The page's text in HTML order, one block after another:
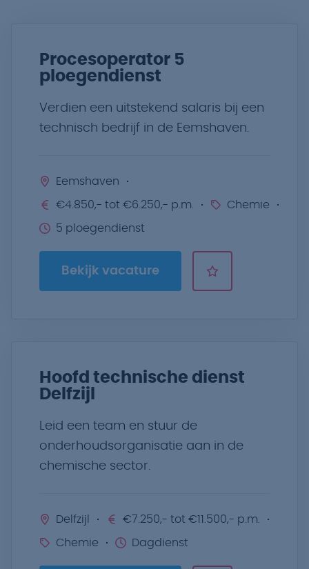
Procesoperator 5
ploegendienst
Verdien een uitstekend salaris bij een
technisch bedrijf in de Eemshaven.
Eemshaven
€4.850,- tot €6.250,- p.m. Chemie
5 ploegendienst
Bekijk vacature
Hoofd technische dienst
Delfzijl
Leid een team en stuur de
onderhoudsorganisatie aan in de
chemische sector.
Delfzijl €7.250,- tot €11.500,- p.m.
Chemie Dagdienst